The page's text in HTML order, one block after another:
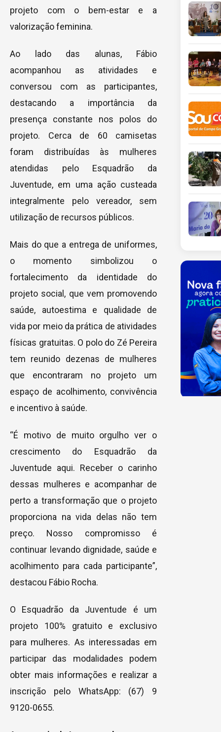
projeto com o bem-estar e a
valorização feminina.
Ao lado das alunas, Fábio
acompanhou as atividades e
conversou com as participantes,
destacando a importância da
presença constante nos polos do
projeto. Cerca de 60 camisetas
foram distribuídas às mulheres
atendidas pelo Esquadrão da
Juventude, em uma ação custeada
integralmente pelo vereador, sem
utilização de recursos públicos.
Mais do que a entrega de uniformes,
o momento simbolizou o
fortalecimento da identidade do
projeto social, que vem promovendo
saúde, autoestima e qualidade de
vida por meio da prática de atividades
físicas gratuitas. O polo do Zé Pereira
tem reunido dezenas de mulheres
que encontraram no projeto um
espaço de acolhimento, convivência
e incentivo à saúde.
“É motivo de muito orgulho ver o
crescimento do Esquadrão da
Juventude aqui. Receber o carinho
dessas mulheres e acompanhar de
perto a transformação que o projeto
proporciona na vida delas não tem
preço. Nosso compromisso é
continuar levando dignidade, saúde e
acolhimento para cada participante”,
destacou Fábio Rocha.
O Esquadrão da Juventude é um
projeto 100% gratuito e exclusivo
para mulheres. As interessadas em
participar das modalidades podem
obter mais informações e realizar a
inscrição pelo WhatsApp: (67) 9
9120-0655.